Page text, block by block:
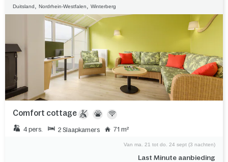
Duitsland Nordrhein-Westfalen Winterberg
Comfort cottage
4 pers. 2 Slaapkamers 71 m²
Last Minute aanbieding
Van ma. 21 tot do. 24 sept (3 nachten)